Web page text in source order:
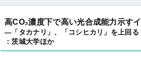
高CO₂濃度下で高い光合成能力示す
―「タカナリ」、「コシヒカリ」を上回る
：茨城大学ほか